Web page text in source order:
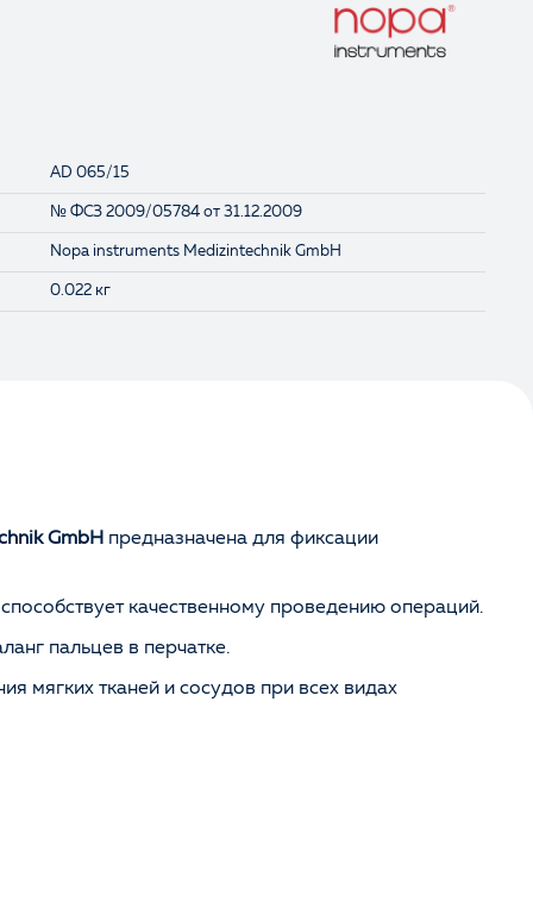
AD 065/15
№ ФСЗ 2009/05784 от 31.12.2009
Nopa instruments Medizintechnik GmbH
0.022 кг
GmbH предназначена для фиксации
качественному проведению операций.
пальцев в перчатке.
мягких тканей и сосудов при всех видах